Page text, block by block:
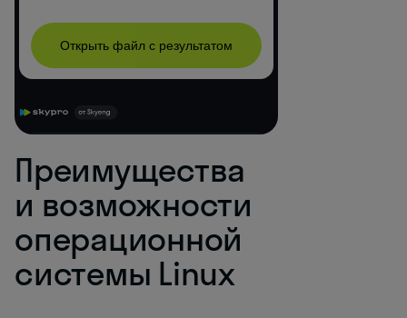
Преимущества
и возможности
операционной
системы Linux